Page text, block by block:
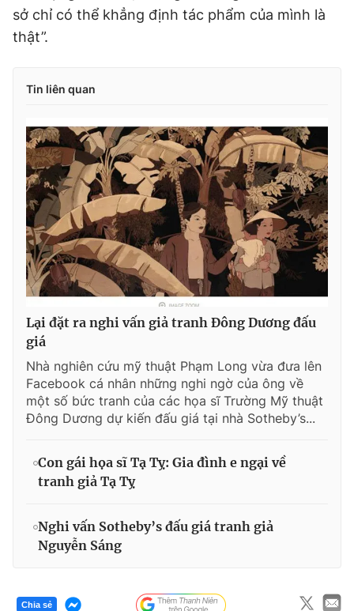
sở chỉ có thể khẳng định tác phẩm của mình là
thật”.
Tin liên quan
Lại đặt ra nghi vấn giả tranh Đông Dương đấu
giá
Nhà nghiên cứu mỹ thuật Phạm Long vừa đưa lên
Facebook cá nhân những nghi ngờ của ông về
một số bức tranh của các họa sĩ Trường Mỹ thuật
Đông Dương dự kiến đấu giá tại nhà Sotheby’s...
Con gái họa sĩ Tạ Tỵ: Gia đình e ngại về
tranh giả Tạ Tỵ
Nghi vấn Sotheby’s đấu giá tranh giả
Nguyễn Sáng
Chia sẻ